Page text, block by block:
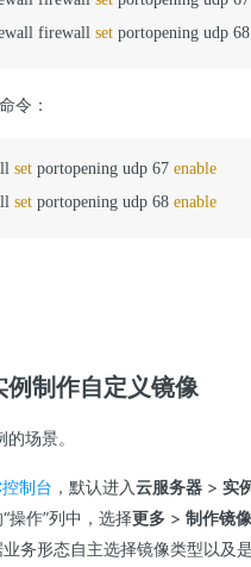
firewall set portopening udp 68
令：
set portopening udp 67 enable
set portopening udp 68 enable
制作自定义镜像
场景。
制台 ，默认进入云服务器 > 实
操作”列中，选择更多 > 制作镜像
务形态自主选择镜像类型以及